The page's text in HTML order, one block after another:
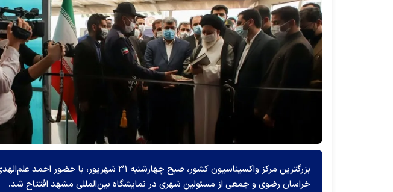
بزرگترین مرکز واکسیناسیون کشور، صبح چهارشنبه ۳۱
خراسان رضوی و جمعی از مسئولین شهری در نمایشگاه بین‌المللی مشهد افتتاح شد.